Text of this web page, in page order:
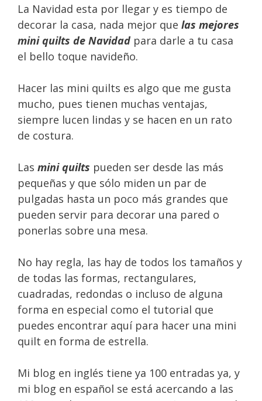
La Navidad esta por llegar y es tiempo de
decorar la casa, nada mejor que las mejores
mini quilts de Navidad para darle a tu casa
el bello toque navideño.
Hacer las mini quilts es algo que me gusta
mucho, pues tienen muchas ventajas,
siempre lucen lindas y se hacen en un rato
de costura.
Las mini quilts pueden ser desde las más
pequeñas y que sólo miden un par de
pulgadas hasta un poco más grandes que
pueden servir para decorar una pared o
ponerlas sobre una mesa.
No hay regla, las hay de todos los tamaños y
de todas las formas, rectangulares,
cuadradas, redondas o incluso de alguna
forma en especial como el tutorial que
puedes encontrar aquí para hacer una mini
quilt en forma de estrella.
Mi blog en inglés tiene ya 100 entradas ya, y
mi blog en español se está acercando a las